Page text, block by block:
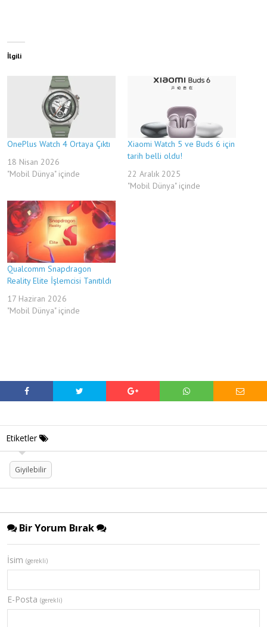
İlgili
OnePlus Watch 4 Ortaya Çıktı
18 Nisan 2026
"Mobil Dünya" içinde
Xiaomi Watch 5 ve Buds 6 için
tarih belli oldu!
22 Aralık 2025
"Mobil Dünya" içinde
Qualcomm Snapdragon
Reality Elite İşlemcisi Tanıtıldı
17 Haziran 2026
"Mobil Dünya" içinde
Etiketler
Giyilebilir
Bir Yorum Bırak
İsim (gerekli)
E-Posta (gerekli)